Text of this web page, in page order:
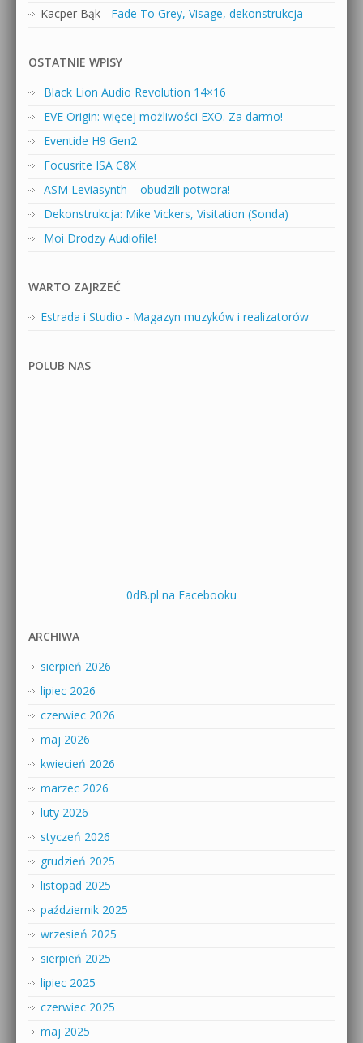
Kacper Bąk - Fade To Grey, Visage, dekonstrukcja
OSTATNIE WPISY
Black Lion Audio Revolution 14×16
EVE Origin: więcej możliwości EXO. Za darmo!
Eventide H9 Gen2
Focusrite ISA C8X
ASM Leviasynth – obudzili potwora!
Dekonstrukcja: Mike Vickers, Visitation (Sonda)
Moi Drodzy Audiofile!
WARTO ZAJRZEĆ
Estrada i Studio - Magazyn muzyków i realizatorów
POLUB NAS
0dB.pl na Facebooku
ARCHIWA
sierpień 2026
lipiec 2026
czerwiec 2026
maj 2026
kwiecień 2026
marzec 2026
luty 2026
styczeń 2026
grudzień 2025
listopad 2025
październik 2025
wrzesień 2025
sierpień 2025
lipiec 2025
czerwiec 2025
maj 2025